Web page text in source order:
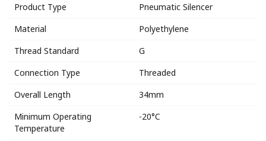
Product Type
Pneumatic Silencer
Material
Polyethylene
Thread Standard
G
Connection Type
Threaded
Overall Length
34mm
Minimum Operating
Temperature
-20°C